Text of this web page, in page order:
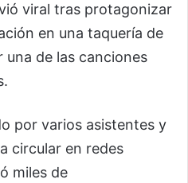
viral tras protagonizar
en una taquería de
una de las canciones
por varios asistentes y
circular en redes
miles de